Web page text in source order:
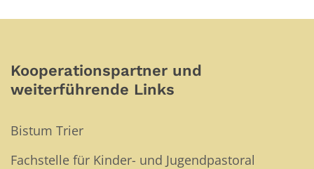
Kooperationspartner und
weiterführende Links
Bistum Trier
Fachstelle für Kinder- und Jugendpastoral